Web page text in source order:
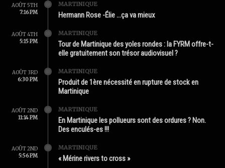
AOÛT 5TH
7:16 PM
MARTINIQUE
Hermann Rose -Élie …ça va mieux
AOÛT 4TH
5:15 PM
MARTINIQUE
Tour de Martinique des yoles rondes : la FYRM offre-t-
elle gratuitement son trésor audiovisuel ?
AOÛT 3RD
6:30 PM
MARTINIQUE
Produit de 1ère nécessité en rupture de stock en
Martinique
AOÛT 2ND
11:14 PM
MARTINIQUE
En Martinique les pollueurs sont des ordures ? Non.
Des enculés-es !!!
AOÛT 2ND
5:56 PM
MARTINIQUE
« Mérine rivers to cross »